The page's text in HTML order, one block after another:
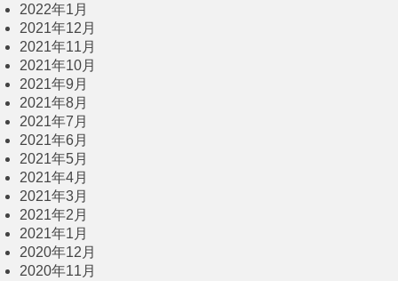
2022年1月
2021年12月
2021年11月
2021年10月
2021年9月
2021年8月
2021年7月
2021年6月
2021年5月
2021年4月
2021年3月
2021年2月
2021年1月
2020年12月
2020年11月